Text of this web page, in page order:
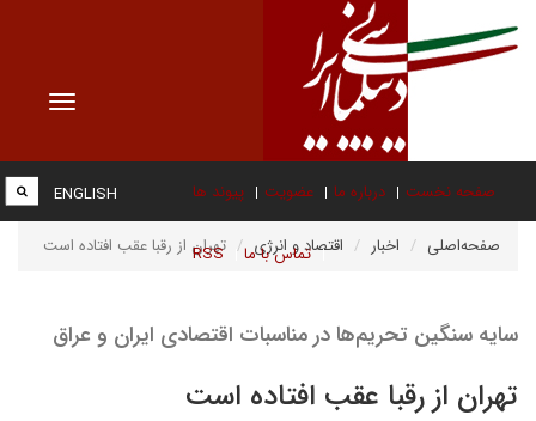
Toggle
صفحه نخست درباره ما عضویت پیوند ها
تماس با ما RSS
ENGLISH
صفحه‌اصلی اخبار اقتصاد و انرژی تهران از رقبا عقب افتاده است
سایه سنگین تحریم‌ها در مناسبات اقتصادی ایران و عراق
تهران از رقبا عقب افتاده است